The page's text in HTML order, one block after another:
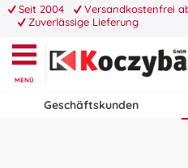
Seit 2004
Versandkostenfrei
Zuverlässige Lieferung
MENÜ
Geschäftskunden